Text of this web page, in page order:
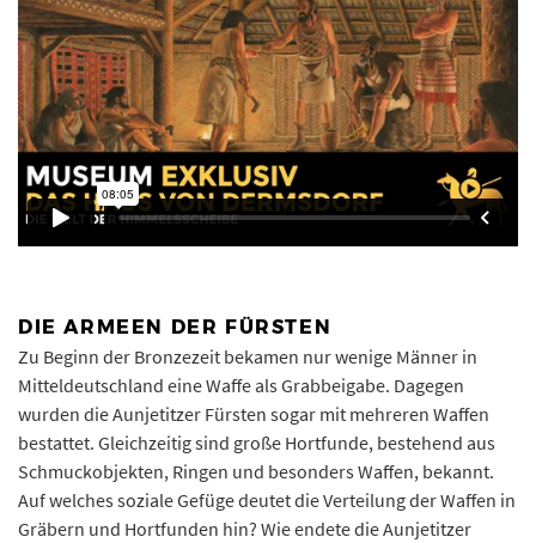
DIE ARMEEN DER FÜRSTEN
Zu Beginn der Bronzezeit bekamen nur wenige Männer in
Mitteldeutschland eine Waffe als Grabbeigabe. Dagegen
wurden die Aunjetitzer Fürsten sogar mit mehreren Waffen
bestattet. Gleichzeitig sind große Hortfunde, bestehend aus
Schmuckobjekten, Ringen und besonders Waffen, bekannt.
Auf welches soziale Gefüge deutet die Verteilung der Waffen in
Gräbern und Hortfunden hin? Wie endete die Aunjetitzer